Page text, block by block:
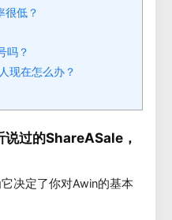
很低？
吗？
现在怎么办？
说过的ShareASale，
决定了你对Awin的基本